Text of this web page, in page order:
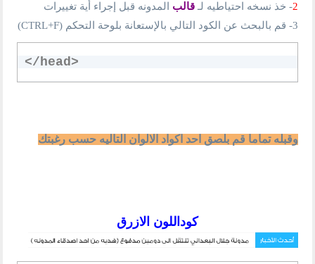
2- خذ نسخه احتياطيه لـ قالب المدونه قبل إجراء أية تغييرات
3- قم بالبحث عن الكود التالي بالإستعانة بلوحة التحكم (CTRL+F)
</head>
وقبله تماما قم بلصق احد اكواد الالوان التاليه حسب رغبتك
كوداللون الازرق